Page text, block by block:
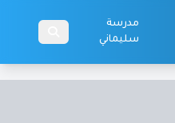
مدرسة
سليماني